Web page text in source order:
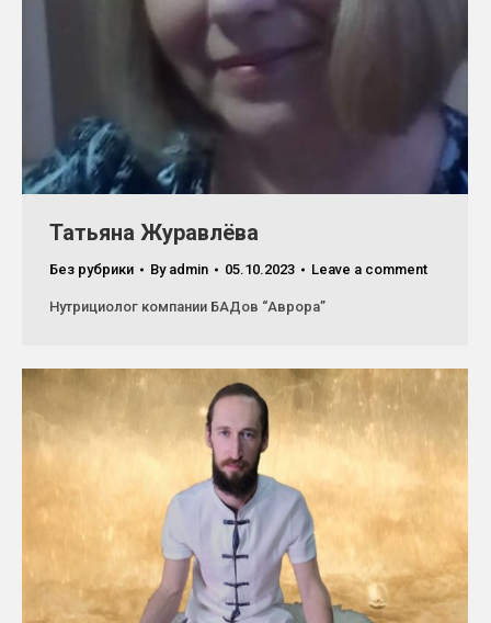
Татьяна Журавлёва
Без рубрики By admin 05.10.2023 Leave a comment
Нутрициолог компании БАДов “Аврора”